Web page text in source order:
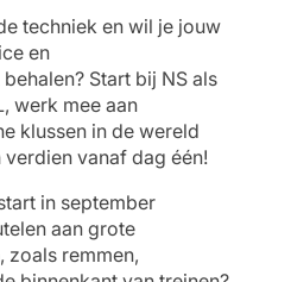
techniek en wil je jouw
en
Start bij NS als
werk mee aan
klussen in de wereld
verdien vanaf dag één!
in september
aan grote
zoals remmen,